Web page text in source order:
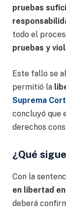
pruebas
todo el
pruebas y
Este fallo se
permitió la
Suprema
concluyó que
derechos
¿Qué
Con la
en libertad
deberá